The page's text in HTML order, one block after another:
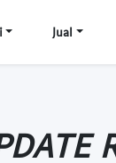
Jual